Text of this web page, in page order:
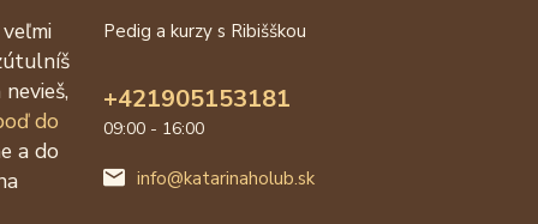
do
a do
Pedig a kurzy s Ribišškou
+421905153181
09:00 - 16:00
info@katarinaholub.sk